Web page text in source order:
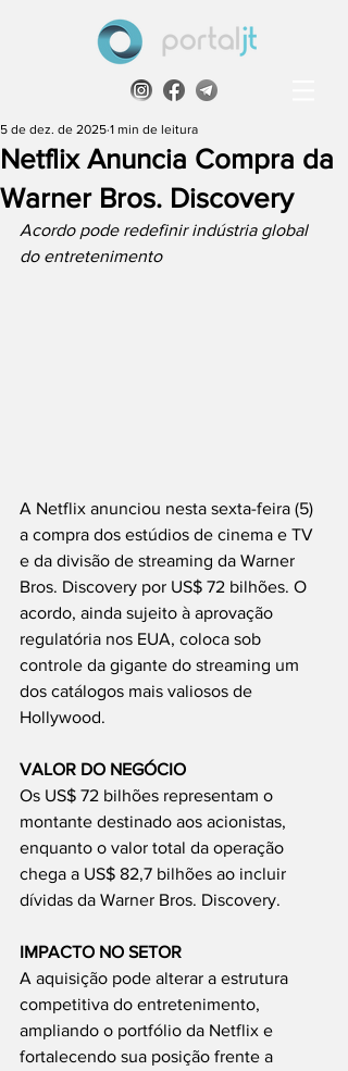
Netflix Anuncia Compra da
Warner Bros. Discovery
5 de dez. de 2025 1 min de leitura
Acordo pode redefinir indústria global
do entretenimento
A Netflix anunciou nesta sexta-feira (5)
a compra dos estúdios de cinema e TV
e da divisão de streaming da Warner
Bros. Discovery por US$ 72 bilhões. O
acordo, ainda sujeito à aprovação
regulatória nos EUA, coloca sob
controle da gigante do streaming um
dos catálogos mais valiosos de
Hollywood.
VALOR DO NEGÓCIO
Os US$ 72 bilhões representam o
montante destinado aos acionistas,
enquanto o valor total da operação
chega a US$ 82,7 bilhões ao incluir
dívidas da Warner Bros. Discovery.
IMPACTO NO SETOR
A aquisição pode alterar a estrutura
competitiva do entretenimento,
ampliando o portfólio da Netflix e
fortalecendo sua posição frente a